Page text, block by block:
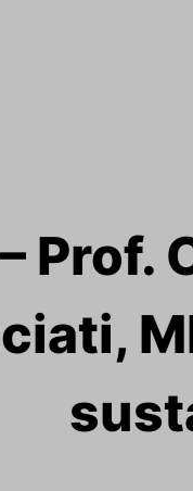
Prof.